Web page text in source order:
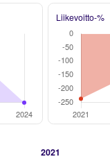
Liikevoitto-%
2021